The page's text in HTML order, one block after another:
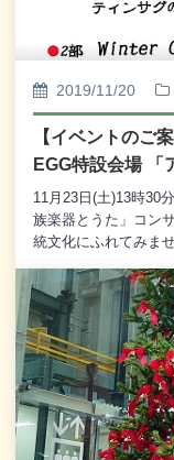
を記入して 応募箱
月1日よりも早くに
表は12月28日(土)
応募用紙にお書き
選通知および当選
た、当選発表の際に
を はらって発表
2019/11/20
【イベントのご
EGG特設会場 「
11月23日(土)13時30
族楽器とうた」コン
統文化にふれてみま